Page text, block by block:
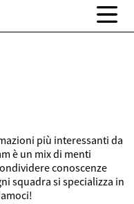
più interessanti da
è un mix di menti
conoscenze
squadra si specializza in